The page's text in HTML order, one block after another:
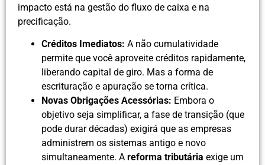
impacto está na gestão do fluxo de caixa e na
precificação.
Créditos Imediatos: A não cumulatividade
permite que você aproveite créditos rapidamente,
liberando capital de giro. Mas a forma de
escrituração e apuração se torna crítica.
Novas Obrigações Acessórias: Embora o
objetivo seja simplificar, a fase de transição (que
pode durar décadas) exigirá que as empresas
administrem os sistemas antigo e novo
simultaneamente. A reforma tributária exige um